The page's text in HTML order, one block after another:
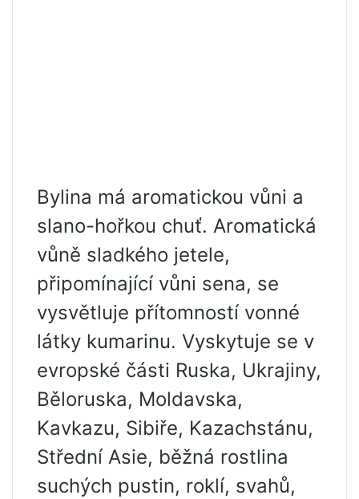
Bylina má aromatickou vůni a
slano-hořkou chuť. Aromatická
vůně sladkého jetele,
připomínající vůni sena, se
vysvětluje přítomností vonné
látky kumarinu. Vyskytuje se v
evropské části Ruska, Ukrajiny,
Běloruska, Moldavska,
Kavkazu, Sibiře, Kazachstánu,
Střední Asie, běžná rostlina
suchých pustin, roklí, svahů,